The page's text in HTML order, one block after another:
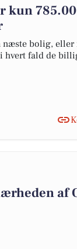
kun
bolig, eller
fald de
af